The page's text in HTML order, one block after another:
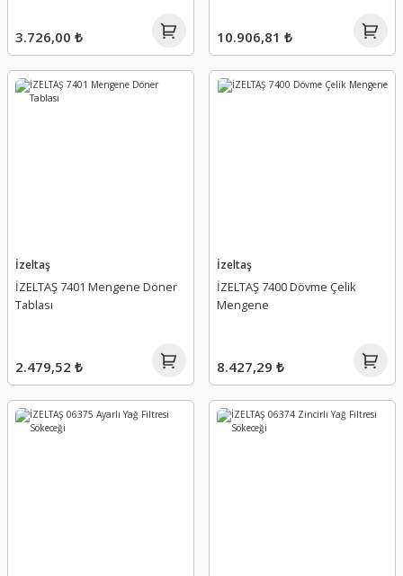
3.726,00 ₺ 10.906,81 ₺
İzeltaş
İZELTAŞ 7401 Mengene Döner
Tablası
2.479,52 ₺
İzeltaş
İZELTAŞ 7400 Dövme Çelik
Mengene
8.427,29 ₺